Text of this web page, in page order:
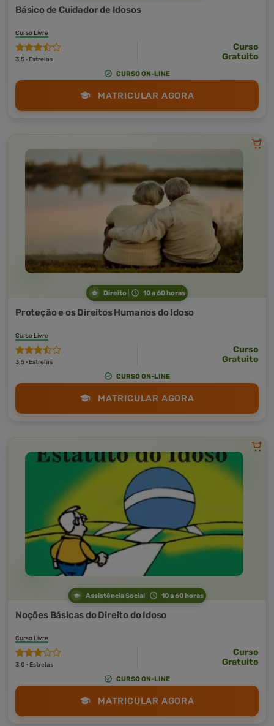
Básico de Cuidador de Idosos
Curso Livre
3,5 · Estrelas
Curso
Gratuito
CURSO ON-LINE
MATRICULAR AGORA
Direito 10 a 60 horas
Proteção e os Direitos Humanos do Idoso
Curso Livre
3,5 · Estrelas
Curso
Gratuito
CURSO ON-LINE
MATRICULAR AGORA
Assistência Social 10 a 60 horas
Noções Básicas do Direito do Idoso
Curso Livre
3,0 · Estrelas
Curso
Gratuito
CURSO ON-LINE
MATRICULAR AGORA